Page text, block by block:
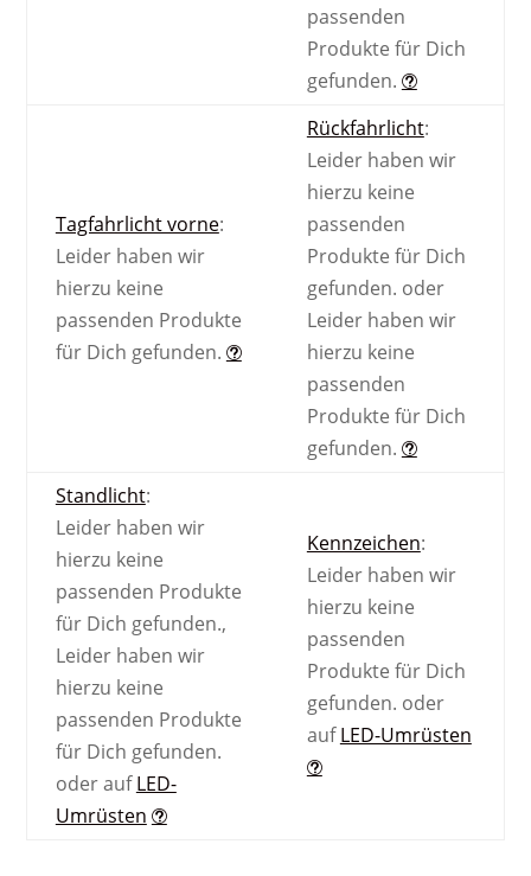
passenden
Produkte für Dich
gefunden.
Tagfahrlicht vorne:
Leider haben wir
hierzu keine
passenden Produkte
für Dich gefunden.
Rückfahrlicht:
Leider haben wir
hierzu keine
passenden
Produkte für Dich
gefunden. oder
Leider haben wir
hierzu keine
passenden
Produkte für Dich
gefunden.
Standlicht:
Leider haben wir
hierzu keine
passenden Produkte
für Dich gefunden.,
Leider haben wir
hierzu keine
passenden Produkte
für Dich gefunden.
oder aufLED-
Umrüsten
Kennzeichen:
Leider haben wir
hierzu keine
passenden
Produkte für Dich
gefunden. oder
aufLED-Umrüsten